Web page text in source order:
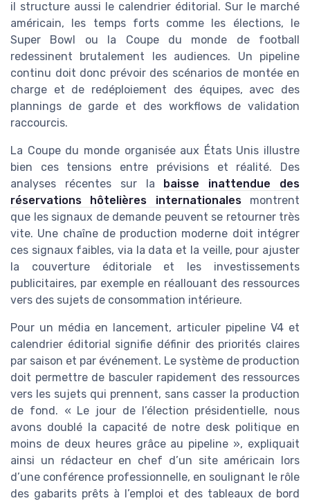
il structure aussi le calendrier éditorial. Sur le marché
américain, les temps forts comme les élections, le
Super Bowl ou la Coupe du monde de football
redessinent brutalement les audiences. Un pipeline
continu doit donc prévoir des scénarios de montée en
charge et de redéploiement des équipes, avec des
plannings de garde et des workflows de validation
raccourcis.
La Coupe du monde organisée aux États Unis illustre
bien ces tensions entre prévisions et réalité. Des
analyses récentes sur la
baisse inattendue des
réservations hôtelières internationalesmontrent
que les signaux de demande peuvent se retourner très
vite. Une chaîne de production moderne doit intégrer
ces signaux faibles, via la data et la veille, pour ajuster
la couverture éditoriale et les investissements
publicitaires, par exemple en réallouant des ressources
vers des sujets de consommation intérieure.
Pour un média en lancement, articuler pipeline V4 et
calendrier éditorial signifie définir des priorités claires
par saison et par événement. Le système de production
doit permettre de basculer rapidement des ressources
vers les sujets qui prennent, sans casser la production
de fond. « Le jour de l’élection présidentielle, nous
avons doublé la capacité de notre desk politique en
moins de deux heures grâce au pipeline », expliquait
ainsi un rédacteur en chef d’un site américain lors
d’une conférence professionnelle, en soulignant le rôle
des gabarits prêts à l’emploi et des tableaux de bord